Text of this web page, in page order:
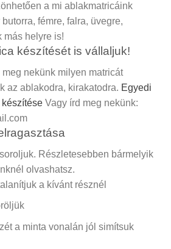
a mi ablakmatricáink
fémre, falra, üvegre,
más helyre is!
készítését is vállaljuk!
nekünk milyen matricát
az ablakodra, kirakatodra. Egyedi
Vagy írd meg nekünk:
Részletesebben bármelyik
olvashatsz.
a kívánt résznél
a minta vonalán jól simítsuk